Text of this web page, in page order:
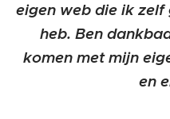
eigen web die ik zelf
heb. Ben
komen met mijn
en